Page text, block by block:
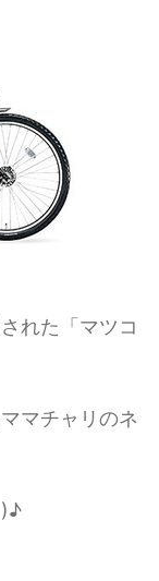
れた「マツコ
マチャリのネ
)♪